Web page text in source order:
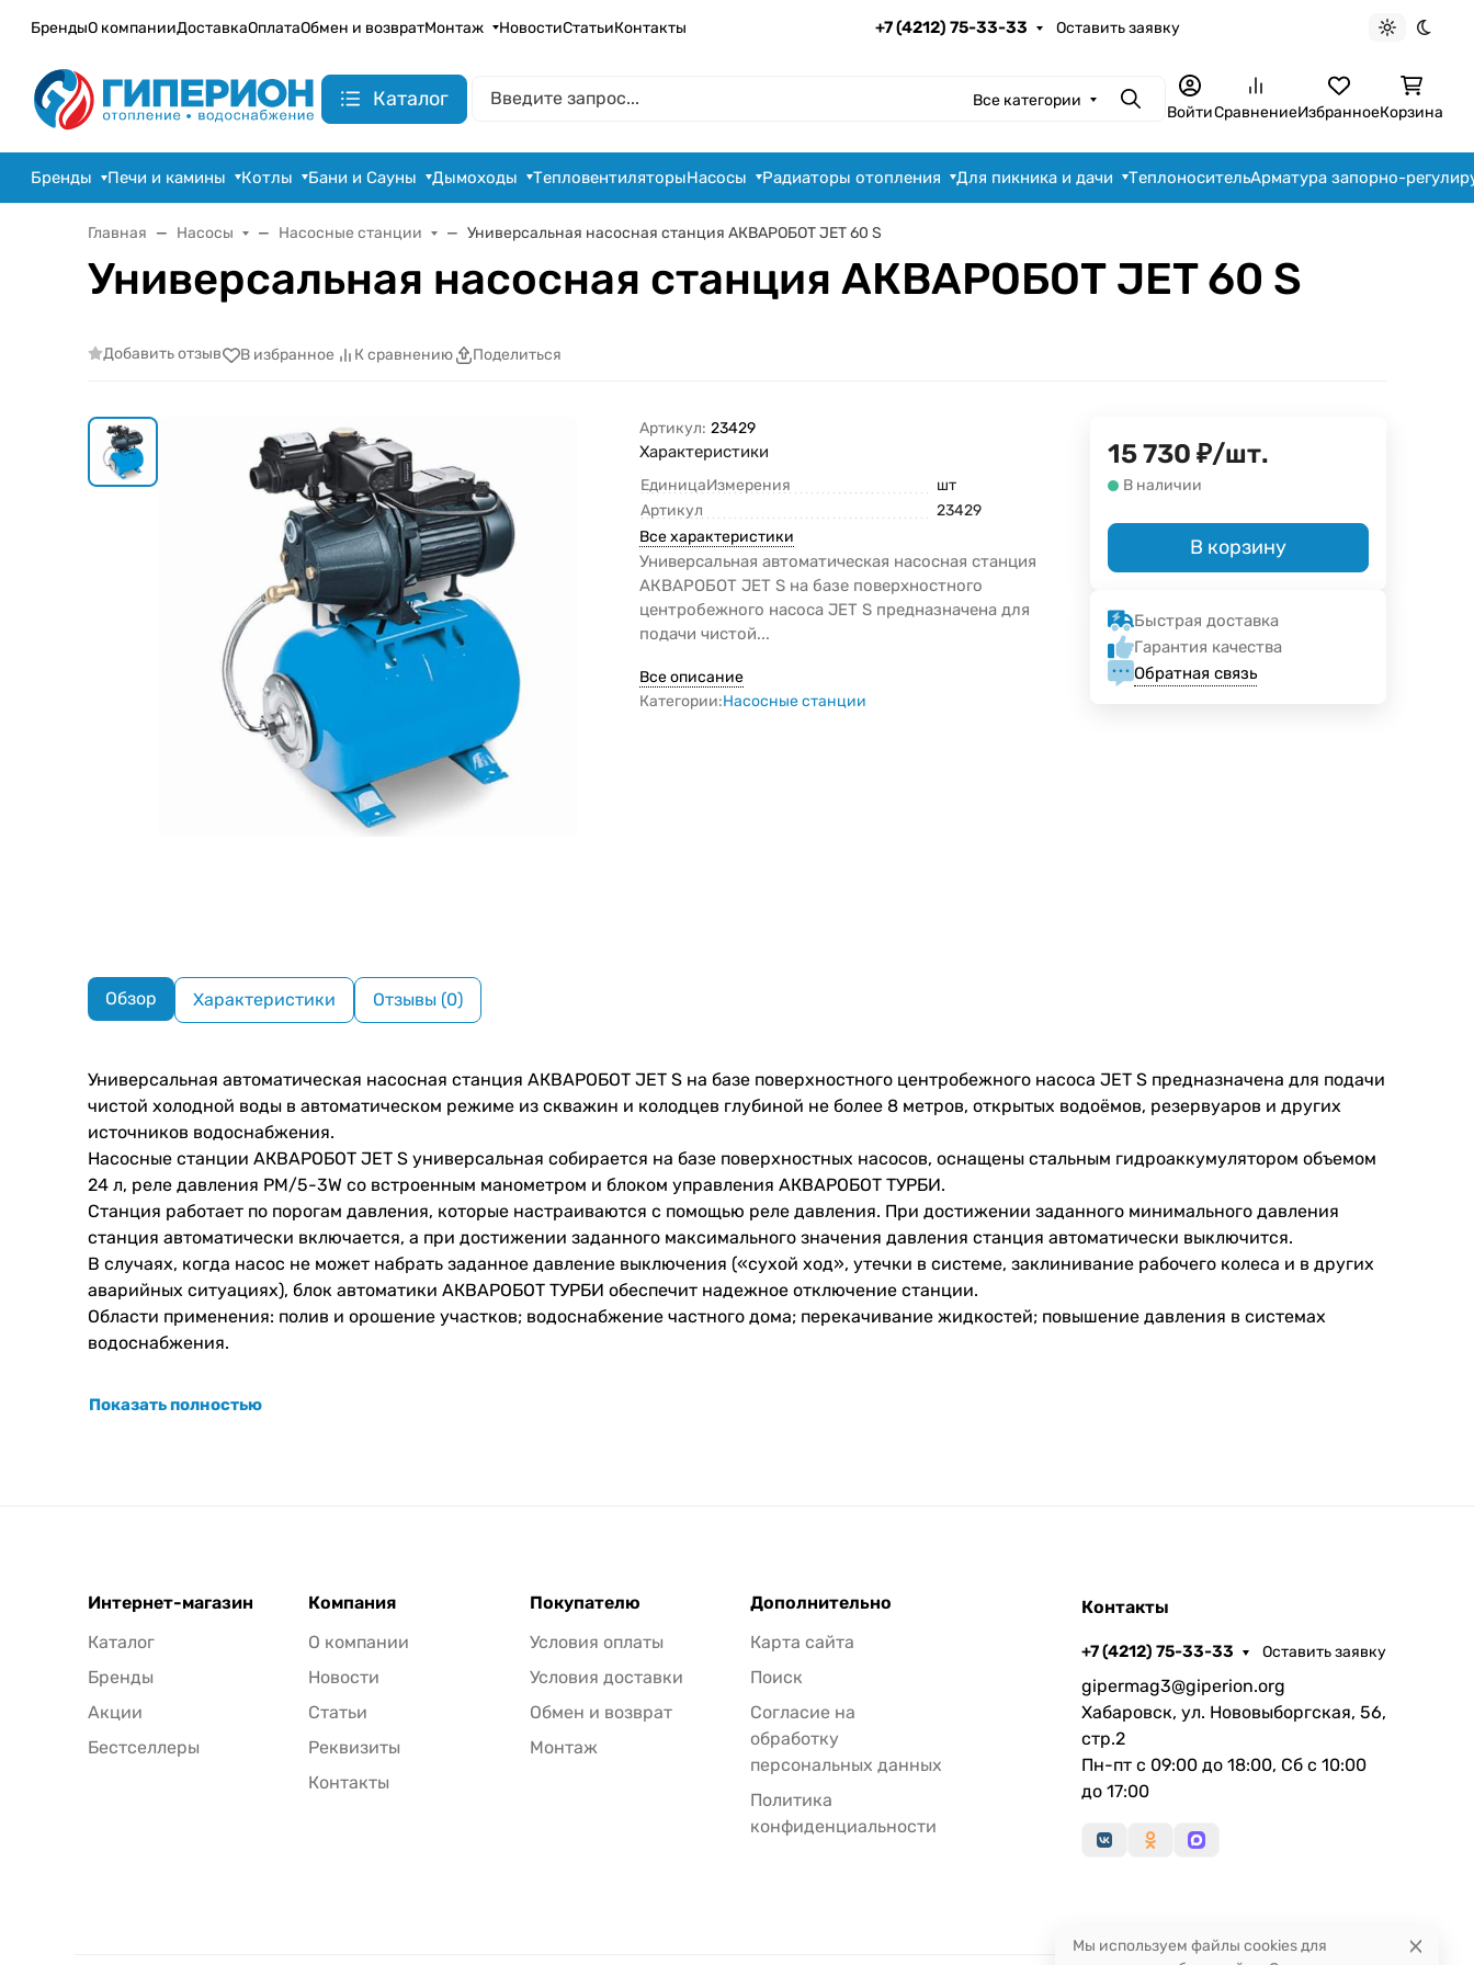
БрендыО компанииДоставкаОплатаОбмен и возвратМонтаж НовостиСтатьиКонтакты +7 (4212) 75-33-33 Оставить заявку
Светлая
Каталог Все категории ПоискВойтиСравнениеИзбранноеКорзина
Бренды Печи и камины Котлы Бани и Сауны Дымоходы ТепловентиляторыНасосы Радиаторы отопления Для пикника и дачи ТеплоносительАрматура запорно-
Главная Насосы Насосные станции Универсальная насосная станция АКВАРОБОТ JET 60 S
Универсальная насосная станция АКВАРОБОТ JET 60 S
Добавить отзыв В избранное К сравнению Поделиться
Артикул: 23429
Характеристики
ЕдиницаИзмерения
шт
Артикул
23429
Все характеристики
Универсальная автоматическая насосная станция
АКВАРОБОТ JET S на базе поверхностного
центробежного насоса JET S предназначена для
подачи чистой...
Все описание
Категории:Насосные станции
15 730 ₽/шт.
В наличии
В корзину
Быстрая доставка
Гарантия качества
Обратная связь
Обзор Характеристики Отзывы (0)
Универсальная автоматическая насосная станция АКВАРОБОТ JET S на базе поверхностного центробежного насоса JET S предназначена для подачи
чистой холодной воды в автоматическом режиме из скважин и колодцев глубиной не более 8 метров, открытых водоёмов, резервуаров и других
источников водоснабжения.
Насосные станции АКВАРОБОТ JET S универсальная собирается на базе поверхностных насосов, оснащены стальным гидроаккумулятором объемом
24 л, реле давления PM/5-3W со встроенным манометром и блоком управления АКВАРОБОТ ТУРБИ.
Станция работает по порогам давления, которые настраиваются с помощью реле давления. При достижении заданного минимального давления
станция автоматически включается, а при достижении заданного максимального значения давления станция автоматически выключится.
В случаях, когда насос не может набрать заданное давление выключения («сухой ход», утечки в системе, заклинивание рабочего колеса и в других
аварийных ситуациях), блок автоматики АКВАРОБОТ ТУРБИ обеспечит надежное отключение станции.
Области применения: полив и орошение участков; водоснабжение частного дома; перекачивание жидкостей; повышение давления в системах
водоснабжения.
Показать полностью
Интернет-магазин
Каталог
Бренды
Акции
Бестселлеры
Компания
О компании
Новости
Статьи
Реквизиты
Контакты
Покупателю
Условия оплаты
Условия доставки
Обмен и возврат
Монтаж
Дополнительно
Карта сайта
Поиск
Согласие на
обработку
персональных данных
Политика
конфиденциальности
Контакты
+7 (4212) 75-33-33 Оставить заявку
gipermag3@giperion.org
Хабаровск, ул. Нововыборгская, 56,
стр.2
Пн-пт с 09:00 до 18:00, Сб с 10:00
до 17:00
Мы используем файлы cookies для